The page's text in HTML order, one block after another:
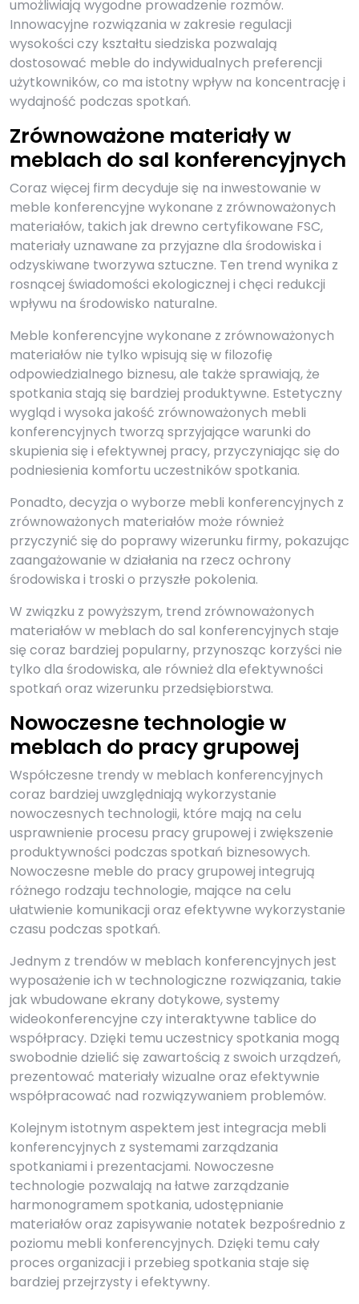
umożliwiają wygodne prowadzenie rozmów.
Innowacyjne rozwiązania w zakresie regulacji
wysokości czy kształtu siedziska pozwalają
dostosować meble do indywidualnych preferencji
użytkowników, co ma istotny wpływ na koncentrację i
wydajność podczas spotkań.
Zrównoważone materiały w
meblach do sal konferencyjnych
Coraz więcej firm decyduje się na inwestowanie w
meble konferencyjne wykonane z zrównoważonych
materiałów, takich jak drewno certyfikowane FSC,
materiały uznawane za przyjazne dla środowiska i
odzyskiwane tworzywa sztuczne. Ten trend wynika z
rosnącej świadomości ekologicznej i chęci redukcji
wpływu na środowisko naturalne.
Meble konferencyjne wykonane z zrównoważonych
materiałów nie tylko wpisują się w filozofię
odpowiedzialnego biznesu, ale także sprawiają, że
spotkania stają się bardziej produktywne. Estetyczny
wygląd i wysoka jakość zrównoważonych mebli
konferencyjnych tworzą sprzyjające warunki do
skupienia się i efektywnej pracy, przyczyniając się do
podniesienia komfortu uczestników spotkania.
Ponadto, decyzja o wyborze mebli konferencyjnych z
zrównoważonych materiałów może również
przyczynić się do poprawy wizerunku firmy, pokazując
zaangażowanie w działania na rzecz ochrony
środowiska i troski o przyszłe pokolenia.
W związku z powyższym, trend zrównoważonych
materiałów w meblach do sal konferencyjnych staje
się coraz bardziej popularny, przynosząc korzyści nie
tylko dla środowiska, ale również dla efektywności
spotkań oraz wizerunku przedsiębiorstwa.
Nowoczesne technologie w
meblach do pracy grupowej
Współczesne trendy w meblach konferencyjnych
coraz bardziej uwzględniają wykorzystanie
nowoczesnych technologii, które mają na celu
usprawnienie procesu pracy grupowej i zwiększenie
produktywności podczas spotkań biznesowych.
Nowoczesne meble do pracy grupowej integrują
różnego rodzaju technologie, mające na celu
ułatwienie komunikacji oraz efektywne wykorzystanie
czasu podczas spotkań.
Jednym z trendów w meblach konferencyjnych jest
wyposażenie ich w technologiczne rozwiązania, takie
jak wbudowane ekrany dotykowe, systemy
wideokonferencyjne czy interaktywne tablice do
współpracy. Dzięki temu uczestnicy spotkania mogą
swobodnie dzielić się zawartością z swoich urządzeń,
prezentować materiały wizualne oraz efektywnie
współpracować nad rozwiązywaniem problemów.
Kolejnym istotnym aspektem jest integracja mebli
konferencyjnych z systemami zarządzania
spotkaniami i prezentacjami. Nowoczesne
technologie pozwalają na łatwe zarządzanie
harmonogramem spotkania, udostępnianie
materiałów oraz zapisywanie notatek bezpośrednio z
poziomu mebli konferencyjnych. Dzięki temu cały
proces organizacji i przebieg spotkania staje się
bardziej przejrzysty i efektywny.